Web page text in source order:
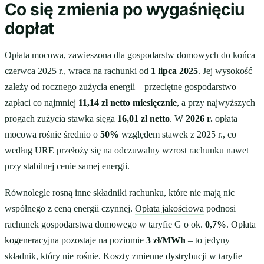
Co się zmienia po wygaśnięciu
dopłat
Opłata mocowa, zawieszona dla gospodarstw domowych do końca
czerwca 2025 r., wraca na rachunki od 1 lipca 2025. Jej wysokość
zależy od rocznego zużycia energii – przeciętne gospodarstwo
zapłaci co najmniej 11,14 zł netto miesięcznie, a przy najwyższych
progach zużycia stawka sięga 16,01 zł netto. W 2026 r. opłata
mocowa rośnie średnio o 50% względem stawek z 2025 r., co
według URE przełoży się na odczuwalny wzrost rachunku nawet
przy stabilnej cenie samej energii.
Równolegle rosną inne składniki rachunku, które nie mają nic
wspólnego z ceną energii czynnej. Opłata jakościowa podnosi
rachunek gospodarstwa domowego w taryfie G o ok. 0,7%. Opłata
kogeneracyjna pozostaje na poziomie 3 zł/MWh – to jedyny
składnik, który nie rośnie. Koszty zmienne dystrybucji w taryfie